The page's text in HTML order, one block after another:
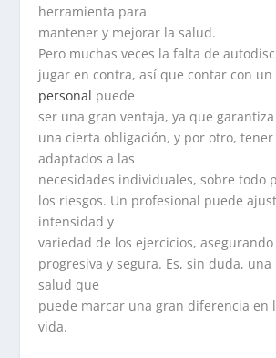
herramienta para
mantener y mejorar la salud.
Pero muchas veces la falta de
jugar en contra, así que contar con un
personal puede
ser una gran ventaja, ya que
una cierta obligación, y por otro,
adaptados a las
necesidades individuales, sobre todo
los riesgos. Un profesional puede
intensidad y
variedad de los ejercicios,
progresiva y segura. Es, sin duda,
salud que
puede marcar una gran diferencia en
vida.